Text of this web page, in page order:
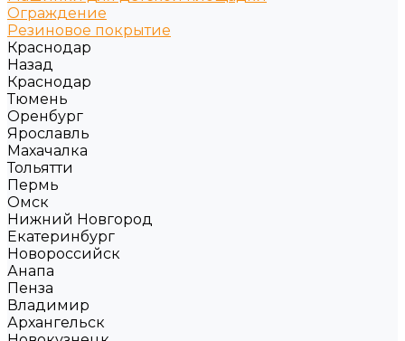
Ограждение
Резиновое покрытие
Краснодар
Назад
Краснодар
Тюмень
Оренбург
Ярославль
Махачалка
Тольятти
Пермь
Омск
Нижний Новгород
Екатеринбург
Новороссийск
Анапа
Пенза
Владимир
Архангельск